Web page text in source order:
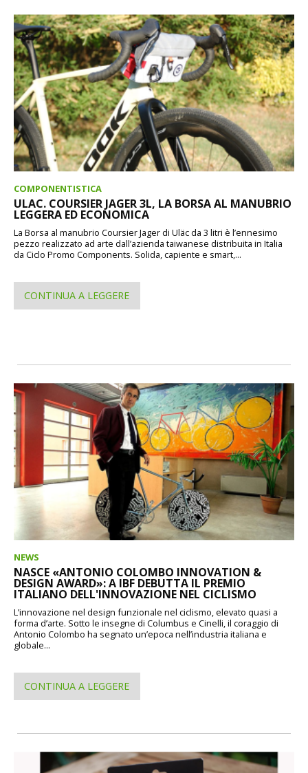
COMPONENTISTICA
ULAC. COURSIER JAGER 3L, LA BORSA AL MANUBRIO
LEGGERA ED ECONOMICA
La Borsa al manubrio Coursier Jager di Uläc da 3 litri è l’ennesimo
pezzo realizzato ad arte dall’azienda taiwanese distribuita in Italia
da Ciclo Promo Components. Solida, capiente e smart,...
CONTINUA A LEGGERE
NEWS
NASCE «ANTONIO COLOMBO INNOVATION &
DESIGN AWARD»: A IBF DEBUTTA IL PREMIO
ITALIANO DELL'INNOVAZIONE NEL CICLISMO
L’innovazione nel design funzionale nel ciclismo, elevato quasi a
forma d’arte. Sotto le insegne di Columbus e Cinelli, il coraggio di
Antonio Colombo ha segnato un’epoca nell’industria italiana e
globale...
CONTINUA A LEGGERE